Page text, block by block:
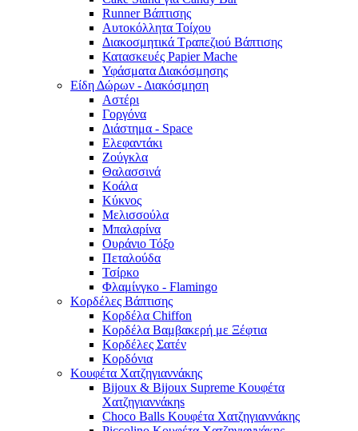
Runner Βάπτισης
Αυτοκόλλητα Τοίχου
Διακοσμητικά Τραπεζιού Βάπτισης
Κατασκευές Papier Mache
Υφάσματα Διακόσμησης
Είδη Δώρων - Διακόσμηση
Αστέρι
Γοργόνα
Διάστημα - Space
Ελεφαντάκι
Ζούγκλα
Θαλασσινά
Κοάλα
Κύκνος
Μελισσούλα
Μπαλαρίνα
Ουράνιο Τόξο
Πεταλούδα
Τσίρκο
Φλαμίνγκο - Flamingo
Κορδέλες Βάπτισης
Κορδέλα Chiffon
Κορδέλα Βαμβακερή με Ξέφτια
Κορδέλες Σατέν
Κορδόνια
Κουφέτα Χατζηγιαννάκης
Bijoux & Bijoux Supreme Κουφέτα
Χατζηγιαννάκηs
Choco Balls Κουφέτα Χατζηγιαννάκης